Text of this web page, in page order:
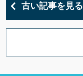
古い記事を見る